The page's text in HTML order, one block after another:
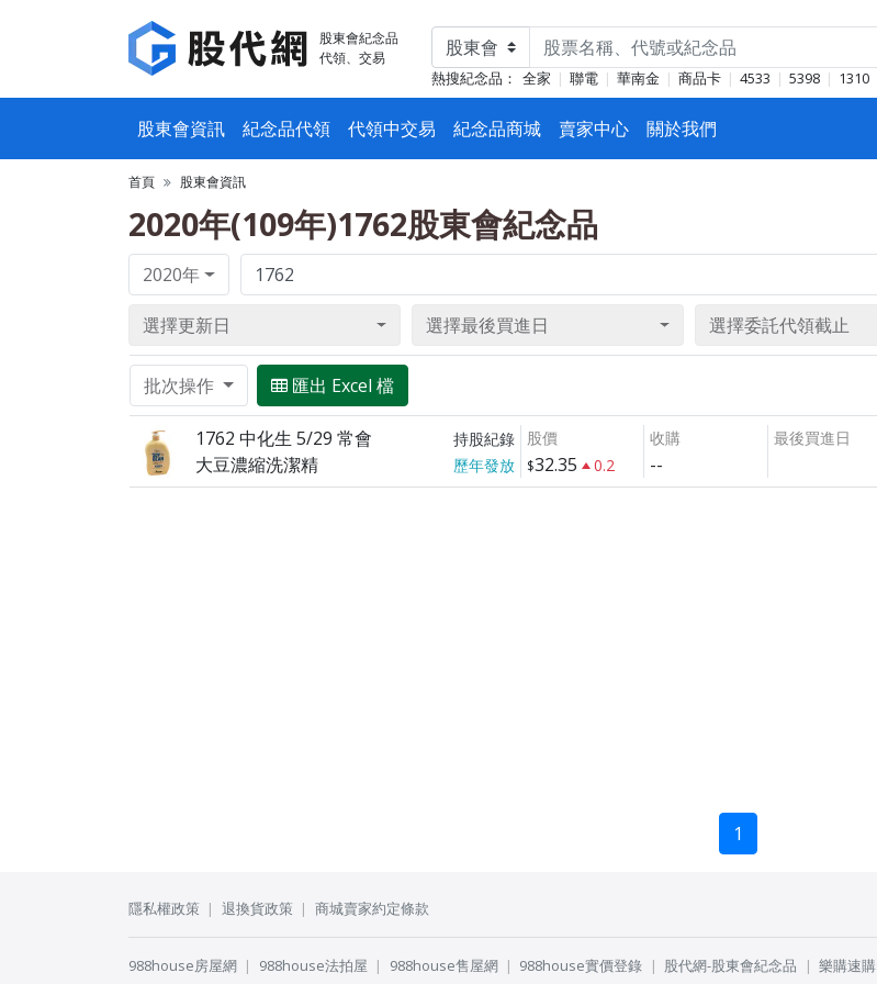
股東會紀念品
代領、交易
熱搜紀念品： 全家 聯電 華南金 商品卡 4533 5398 1310
股東會資訊 紀念品代領 代領中交易 紀念品商城 賣家中心 關於我們
首頁 股東會資訊
2020年(109年)1762股東會紀念品
2020年
選擇更新日 選擇最後買進日 選擇委託代領截止
批次操作 匯出 Excel 檔
1762 中化生 5/29 常會 持股紀錄
大豆濃縮洗潔精 歷年發放
股價
32.35 0.2
收購
--
最後買進日
1
隱私權政策 退換貨政策 商城賣家約定條款
988house房屋網 988house法拍屋 988house售屋網 988house實價登錄 股代網-股東會紀念品 樂購速購